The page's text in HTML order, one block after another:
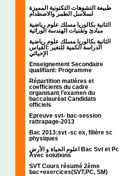
طبيعة التشوهات التكتونية المميزة
لسلاسل الطمر والاصطدام
الثانية بكالوريا مسلك علوم رياضية
مبادئ وتقنيات الهندسة الوراثية
الثانية بكالوريا مسلك علوم رياضية
الدراسة الكمية للتغير :القياس
الإحيائي
Enseignement Secondaire
qualifiant: Programme
Répartition matières et
coefficients du cadre
organisant l’examen du
baccalauréat Candidats
officiels
Epreuve svt- bac-session
rattrapage-2013
Bac 2013:svt -sc ex, filière sc
physiques
اعلوم الحياة و الأرض Bac Svt et Pc
Avec solutions
SVT Cours résumé 2ème
bac+exercices(SVT,PC, SM)